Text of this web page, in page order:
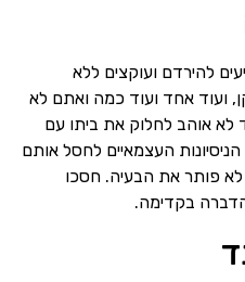
להירדם ועוקצים ללא
ועוד אחד ועוד כמה ואתם לא
לא אוהב לחלוק את ביתו עם
העצמאיים לחסל אותם
לא פותר את הבעיה. חסכו
בקדימה.